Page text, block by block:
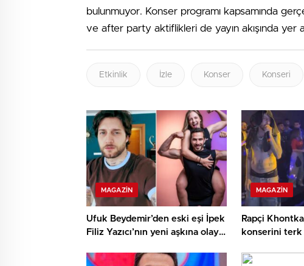
bulunmuyor. Konser programı kapsamında
ve after party aktiflikleri de yayın akışında yer
Etkinlik İzle Konser Konseri
MAGAZIN
Ufuk Beydemir’den eski eşi İpek
Filiz Yazıcı’nın yeni aşkına olay
MAGAZIN
Rapçi
konserini